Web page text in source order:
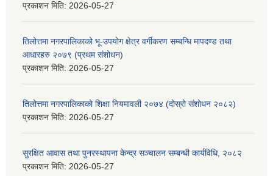
प्रकाशन मिति: 2026-05-27
तिलोत्तमा नगरपालिकाको भू-उपयोग क्षेत्र वर्गीकरण सम्बन्धि मापदण्ड तथा
आधारहरु २०७९ (प्रथम संशोधन)
प्रकाशन मिति: 2026-05-27
तिलोत्तमा नगरपालिकाको शिक्षा नियमावली २०७४ (दोस्रो संशोधन २०८२)
प्रकाशन मिति: 2026-05-27
सुरक्षित आवास तथा पुनरस्थापना केन्द्र सञ्चालन सम्बन्धी कार्यविधि, २०८२
प्रकाशन मिति: 2026-05-27